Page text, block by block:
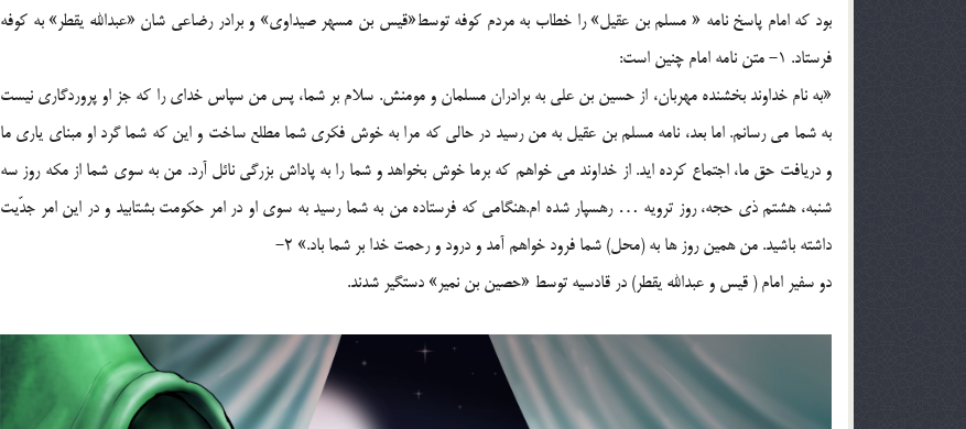
بود که امام پاسخ نامه « مسلم بن عقیل» را خطاب به مردم کوفه توسط«قیس بن مسهر صیداوی» و برادر رضاعی شان «عبدالله یقطر» به کوفه
فرستاد. 1- متن نامه امام چنین است:
«به نام خداوند بخشنده مهربان، از حسین بن علی به برادران مسلمان و مومنش. سلام بر شما، پس من سپاس خدای را که جز او پروردگاری نیست
به شما می رسانم. اما بعد، نامه مسلم بن عقیل به من رسید در حالی که مرا به خوش فکری شما مطلع ساخت و این که شما گرد او مبنای یاری ما
و دریافت حق ما، اجتماع کرده اید. از خداوند می خواهم که برما خوش بخواهد و شما را به پاداش بزرگی نائل آرد. من به سوی شما از مکه روز سه
شنبه، هشتم ذی حجه، روز ترویه … رهسپار شده ام.هنگامی که فرستاده من به شما رسید به سوی او در امر حکومت بشتابید و در این امر جدّیت
داشته باشید. من همین روز ها به (محل) شما فرود خواهم آمد و درود و رحمت خدا بر شما باد.» 2-
دو سفیر امام ( قیس و عبدالله یقطر) در قادسیه توسط «حصین بن نمیر» دستگیر شدند.